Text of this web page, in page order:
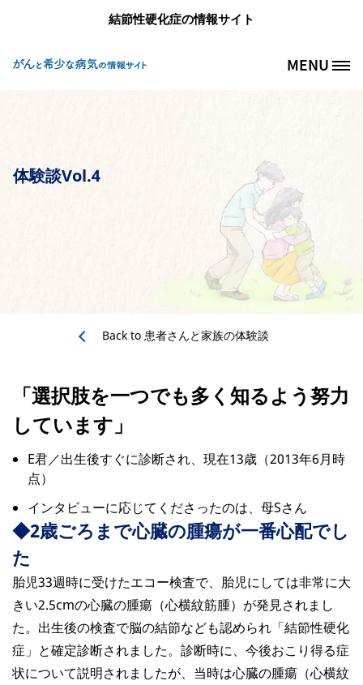
メインコンテンツに移動
結節性硬化症の情報サイト
Site Logo MENU
体験談Vol.4
Back to 患者さんと家族の体験談
「選択肢を一つでも多く知るよう努力
しています」
E君／出生後すぐに診断され、現在13歳（2013年6月時
点）
インタビューに応じてくださったのは、母Sさん
◆2歳ごろまで心臓の腫瘍が一番心配でし
た
胎児33週時に受けたエコー検査で、胎児にしては非常に大
きい2.5cmの心臓の腫瘍（心横紋筋腫）が発見されまし
た。出生後の検査で脳の結節なども認められ「結節性硬化
症」と確定診断されました。診断時に、今後おこり得る症
状について説明されましたが、当時は心臓の腫瘍（心横紋